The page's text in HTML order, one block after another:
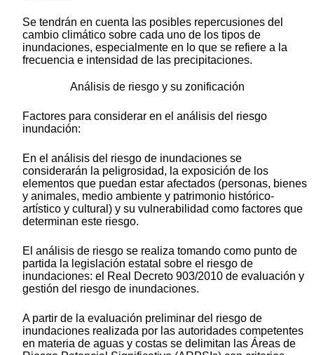
Se tendrán en cuenta las posibles repercusiones del
cambio climático sobre cada uno de los tipos de
inundaciones, especialmente en lo que se refiere a la
frecuencia e intensidad de las precipitaciones.
Análisis de riesgo y su zonificación
Factores para considerar en el análisis del riesgo
inundación:
En el análisis del riesgo de inundaciones se
considerarán la peligrosidad, la exposición de los
elementos que puedan estar afectados (personas, bienes
y animales, medio ambiente y patrimonio histórico-
artístico y cultural) y su vulnerabilidad como factores que
determinan este riesgo.
El análisis de riesgo se realiza tomando como punto de
partida la legislación estatal sobre el riesgo de
inundaciones: el Real Decreto 903/2010 de evaluación y
gestión del riesgo de inundaciones.
A partir de la evaluación preliminar del riesgo de
inundaciones realizada por las autoridades competentes
en materia de aguas y costas se delimitan las Áreas de